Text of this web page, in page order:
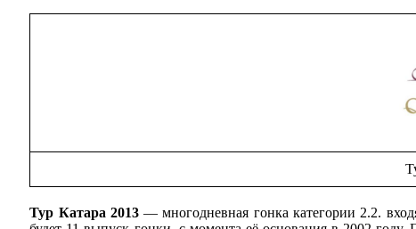
Тур Катара 2013— многодневная гонка категории 2.2.